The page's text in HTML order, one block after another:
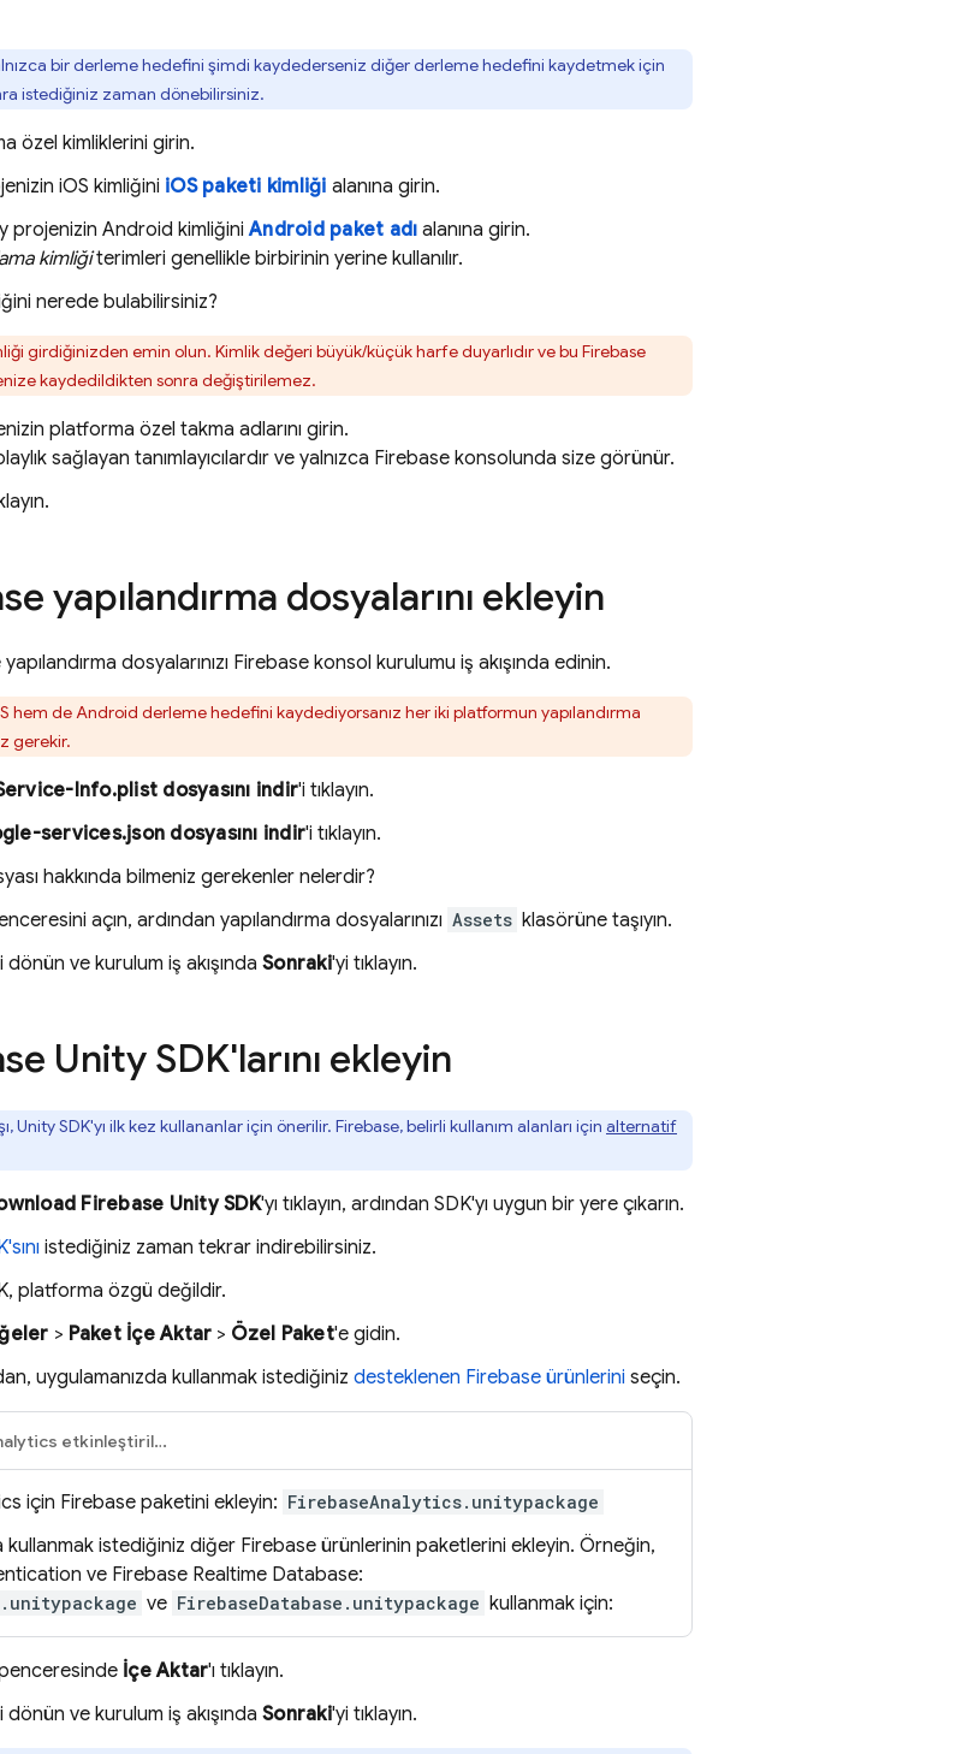
bir derleme hedefini şimdi kaydederseniz diğer derleme hedefini kaydetmek için
istediğiniz zaman dönebilirsiniz.
özel kimliklerini girin.
iOS kimliğini iOS paketi kimliği alanına girin.
projenizin Android kimliğiniAndroid paket adı alanına girin.
kimliğiterimleri genellikle birbirinin yerine kullanılır.
nerede bulabilirsiniz?
girdiğinizden emin olun. Kimlik değeri büyük/küçük harfe duyarlıdır ve bu Firebase
kaydedildikten sonra değiştirilemez.
platforma özel takma adlarını girin.
sağlayan tanımlayıcılardır ve yalnızca Firebase konsolunda size görünür.
yapılandırma dosyalarını ekleyin
dosyalarınızı Firebase konsol kurulumu iş akışında edinin.
hem de Android derleme hedefini kaydediyorsanız her iki platformun yapılandırma
gerekir.
Info.plist dosyasını indir'i tıklayın.
services.json dosyasını indir'i tıklayın.
hakkında bilmeniz gerekenler nelerdir?
açın, ardından yapılandırma dosyalarınızı Assets klasörüne taşıyın.
ve kurulum iş akışında Sonraki'yi tıklayın.
Unity SDK'larını ekleyin
Unity SDK'yı ilk kez kullananlar için önerilir. Firebase, belirli kullanım alanları için alternatif
Firebase UnitySDK'yı tıklayın, ardından SDK'yı uygun bir yere çıkarın.
istediğiniz zaman tekrar indirebilirsiniz.
platforma özgü değildir.
> Paket İçe Aktar > Özel Paket'e gidin.
uygulamanızda kullanmak istediğiniz desteklenen Firebase ürünlerini seçin.
etkinleştirilmedi
için Firebase paketini ekleyin: FirebaseAnalytics.unitypackage
kullanmak istediğiniz diğer Firebase ürünlerinin paketlerini ekleyin. Örneğin,
ve Firebase Realtime Database:
ve FirebaseDatabase.unitypackage kullanmak için:
İçe Aktar'ı tıklayın.
ve kurulum iş akışında Sonraki'yi tıklayın.